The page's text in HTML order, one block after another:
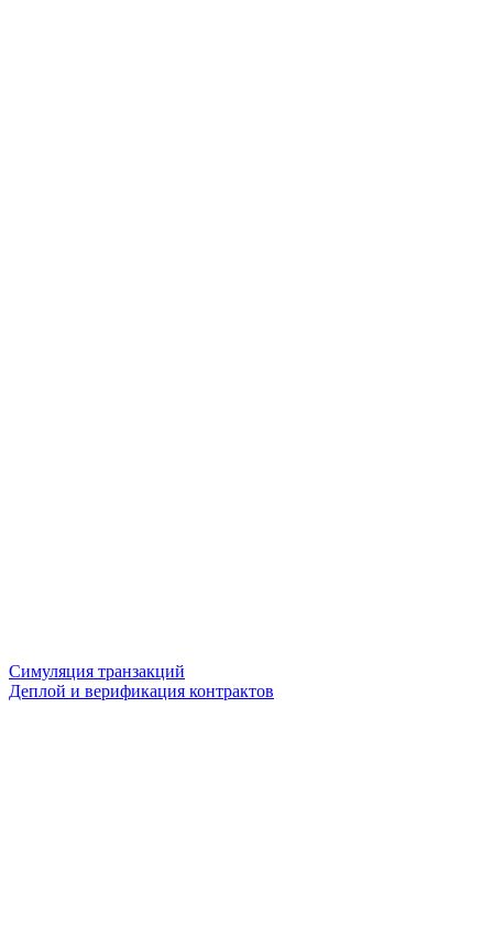
Симуляция транзакций
Деплой и верификация контрактов